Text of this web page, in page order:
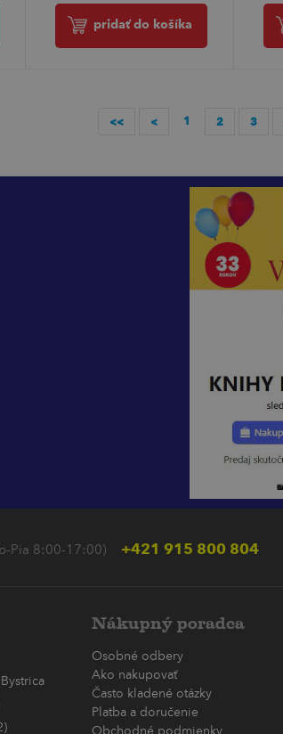
pridať do košíka
<< < 1 2 3
Pia 8:00-17:00) +421 915 800 804
Bystrica
Nákupný poradca
Osobné odbery
Ako nakupovať
Často kladené otázky
Platba a doručenie
Obchodné podmienky